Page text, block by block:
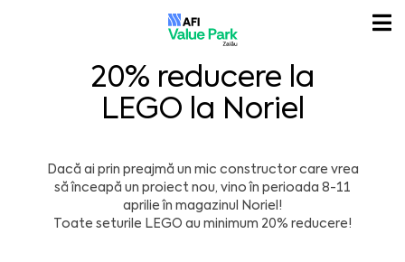
20% reducere la
LEGO la Noriel
Dacă ai prin preajmă un mic constructor care vrea
să înceapă un proiect nou, vino în perioada 8-11
aprilie în magazinul Noriel!
Toate seturile LEGO au minimum 20% reducere!